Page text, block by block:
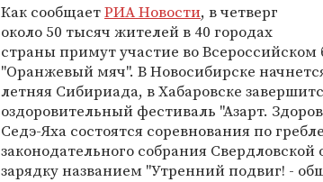
Как сообщаетРИА Новости, в четверг
около 50 тысяч жителей в 40 городах
страны примут участие во Всероссийском
"Оранжевый мяч". В Новосибирске
летняя Сибириада, в Хабаровске
оздоровительный фестиваль "Азарт.
Седэ-Яха состоятся соревнования по
законодательного собрания
зарядку названием "Утренний подвиг! -